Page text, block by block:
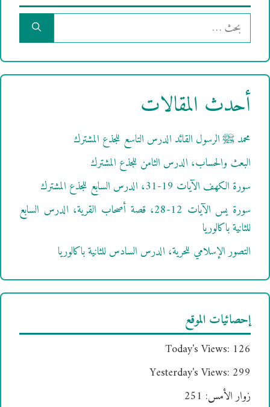
البحث
عن:
أحدث المقالات
محمد ﷺ الرسول القائد الدرس التاسع للجذع المشترك
البعث والحساب، الدرس الثامن للجذع المشترك
سورة الكهف الآيات 19-31، الدرس السابع للجذع المشترك
سورة يس الآيات 12-28، قصة أصحاب القرية، الدرس السابع
للثانية باكالوريا
التصور الإسلامي للحرية، الدرس السادس للثانية باكالوريا
إحصائيات الموقع
Today's Views: 126
Yesterday's Views: 299
زوار الأمس: 251